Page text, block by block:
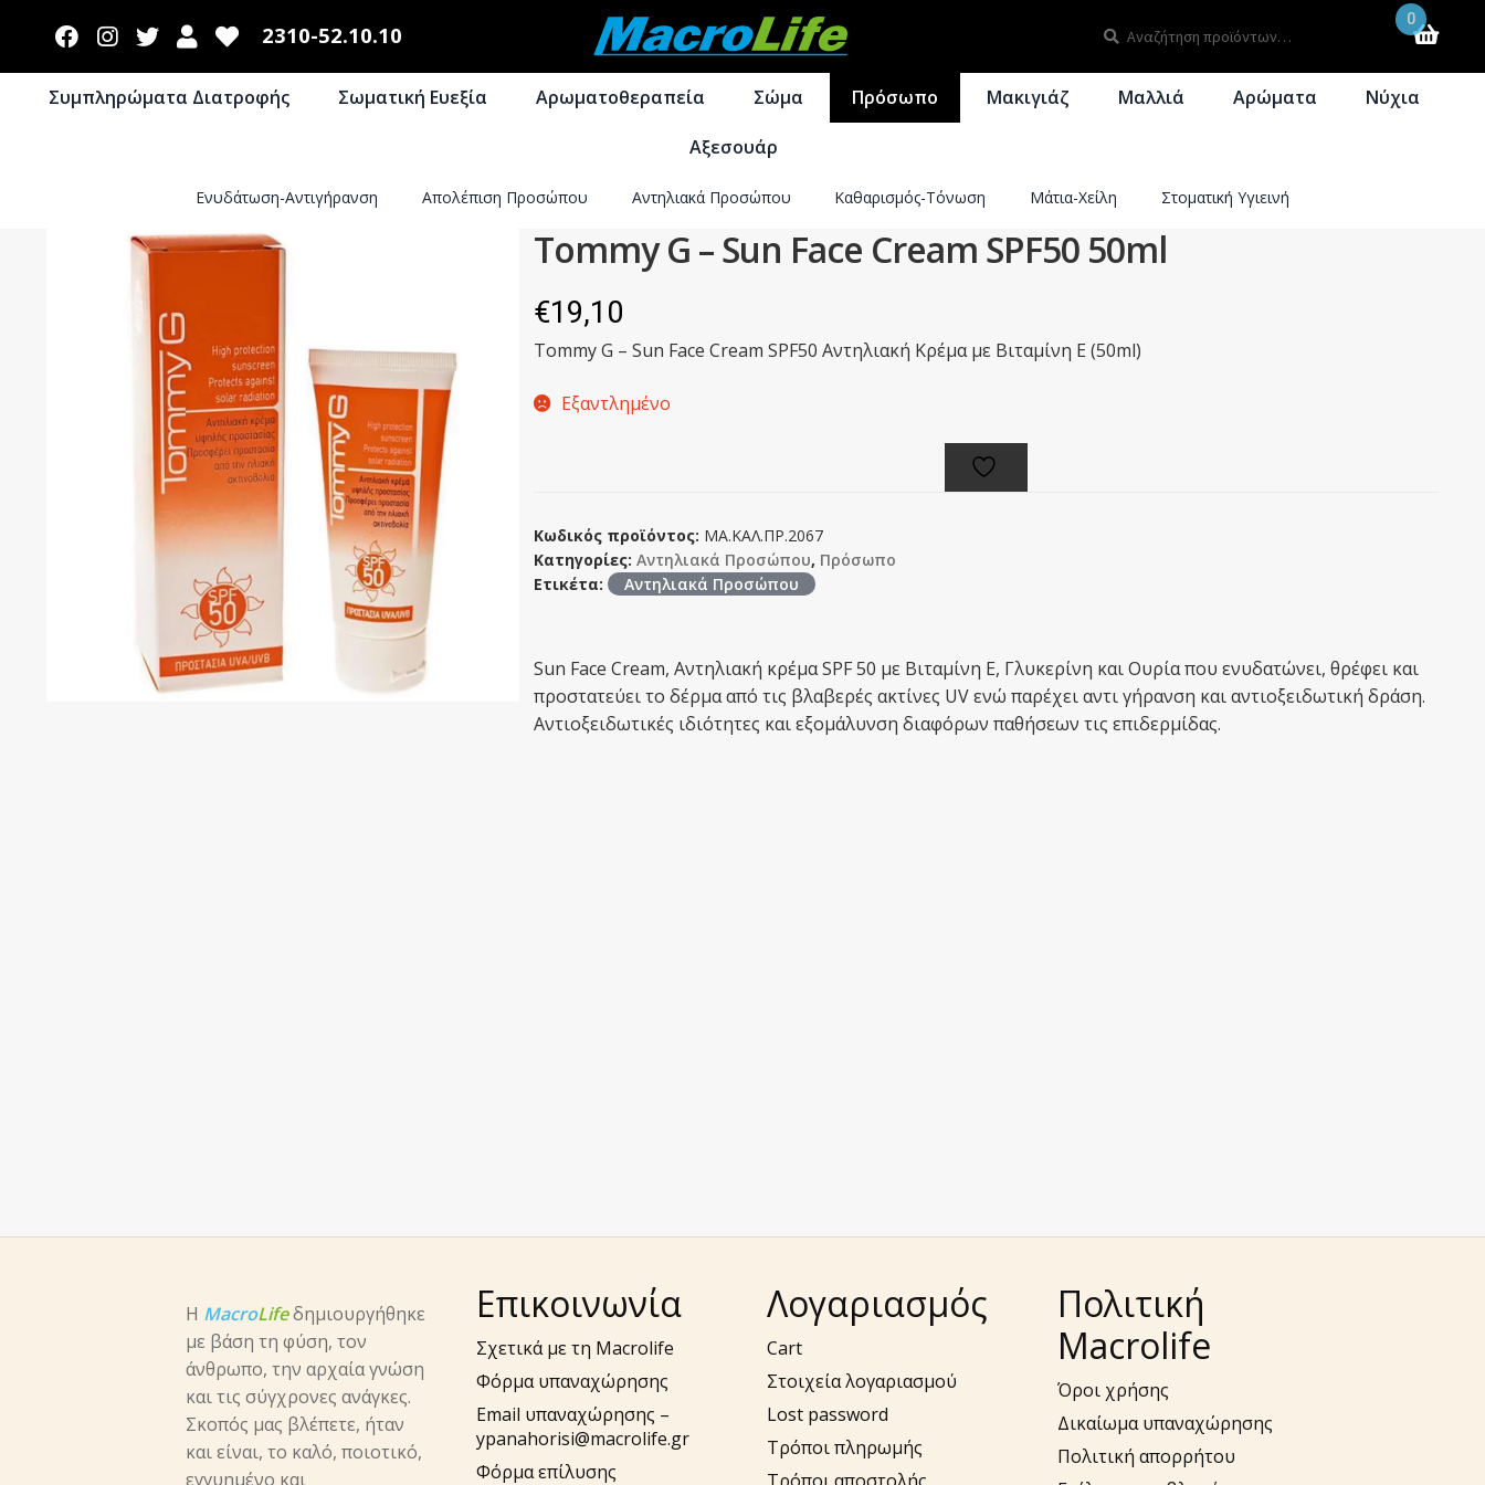
Απευθείας
μετάβαση
στην
Μετάβαση
σε
περιεχόμενο
2310-52.10.10
για:
0
Συμπληρώματα Διατροφής Σωματική Ευεξία Αρωματοθεραπεία Σώμα Πρόσωπο
Ενυδάτωση-Αντιγήρανση Απολέπιση Προσώπου Αντηλιακά Προσώπου Καθαρισμός-Τόνωση Μάτια-Χείλη Στοματική Υγιεινή
Μακιγιάζ Μαλλιά Αρώματα Νύχια
Αξεσουάρ
Tommy G – Sun Face Cream SPF50 50ml
€19,10
Tommy G – Sun Face Cream SPF50 Αντηλιακή Κρέμα με Βιταμίνη Ε (50ml)
Εξαντλημένο
Κωδικός προϊόντος: ΜΑ.ΚΑΛ.ΠΡ.2067
Κατηγορίες: Αντηλιακά Προσώπου, Πρόσωπο
Ετικέτα:
Αντηλιακά Προσώπου
Sun Face Cream, Αντηλιακή κρέμα SPF 50 με Βιταμίνη Ε, Γλυκερίνη και Ουρία που ενυδατώνει, θρέφει και
προστατεύει το δέρμα από τις βλαβερές ακτίνες UV ενώ παρέχει αντι γήρανση και αντιοξειδωτική δράση.
Αντιοξειδωτικές ιδιότητες και εξομάλυνση διαφόρων παθήσεων τις επιδερμίδας.
Η MacroLifeδημιουργήθηκε
με βάση τη φύση, τον
άνθρωπο, την αρχαία γνώση
και τις σύγχρονες ανάγκες.
Σκοπός μας βλέπετε, ήταν
και είναι, το καλό, ποιοτικό,
εγγυημένο και
Επικοινωνία
Σχετικά με τη Macrolife
Φόρμα υπαναχώρησης
Email υπαναχώρησης –
ypanahorisi@macrolife.gr
Φόρμα επίλυσης
Λογαριασμός
Cart
Στοιχεία λογαριασμού
Lost password
Τρόποι πληρωμής
Πολιτική
Macrolife
Όροι χρήσης
Δικαίωμα υπαναχώρησης
Πολιτική απορρήτου